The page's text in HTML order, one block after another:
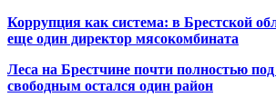
Коррупция как система: в Брестской
еще один директор мясокомбината
Леса на Брестчине почти полностью
свободным остался один район